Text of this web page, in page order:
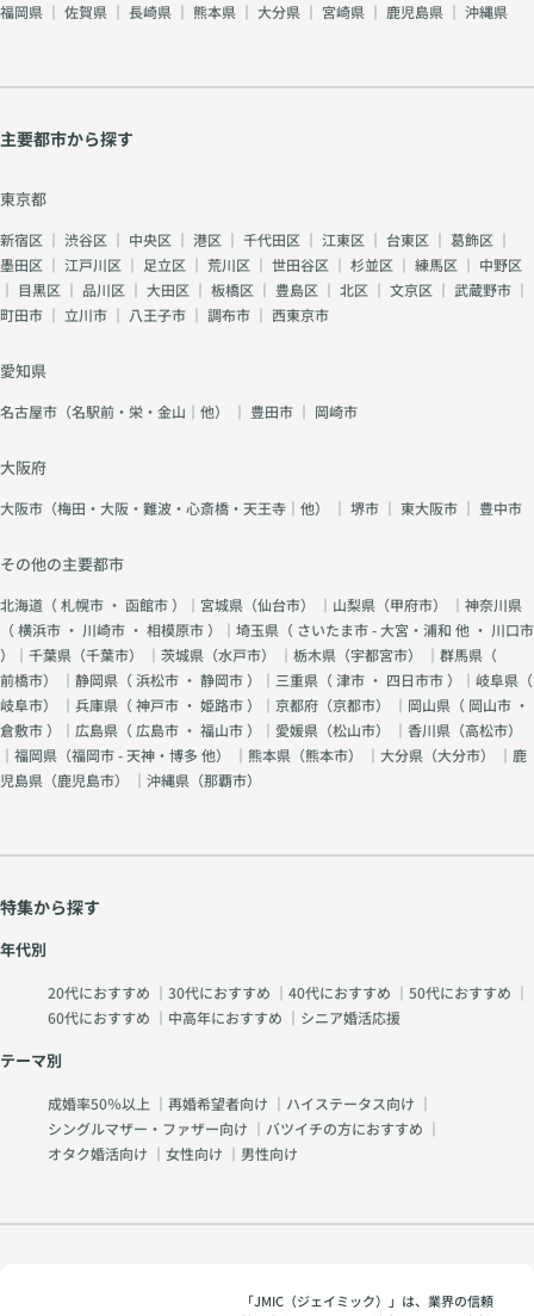
福岡県 ｜ 佐賀県 ｜ 長崎県 ｜ 熊本県 ｜ 大分県 ｜ 宮崎県 ｜ 鹿児島県 ｜ 沖縄県
主要都市から探す
東京都
新宿区 ｜ 渋谷区 ｜ 中央区 ｜ 港区 ｜ 千代田区 ｜ 江東区 ｜ 台東区 ｜ 葛飾区 ｜
墨田区 ｜ 江戸川区 ｜ 足立区 ｜ 荒川区 ｜ 世田谷区 ｜ 杉並区 ｜ 練馬区 ｜ 中野区
｜ 目黒区 ｜ 品川区 ｜ 大田区 ｜ 板橋区 ｜ 豊島区 ｜ 北区 ｜ 文京区 ｜ 武蔵野市 ｜
町田市 ｜ 立川市 ｜ 八王子市 ｜ 調布市 ｜ 西東京市
愛知県
名古屋市（名駅前・栄・金山｜他） ｜ 豊田市 ｜ 岡崎市
大阪府
大阪市（梅田・大阪・難波・心斎橋・天王寺｜他） ｜ 堺市 ｜ 東大阪市 ｜ 豊中市
その他の主要都市
北海道（札幌市 ・ 函館市）｜宮城県（仙台市） ｜山梨県（甲府市） ｜神奈川県
（横浜市 ・ 川崎市 ・ 相模原市）｜埼玉県（ さいたま市 - 大宮・浦和 他 ・ 川口市
）｜千葉県（千葉市） ｜茨城県（水戸市） ｜栃木県（宇都宮市） ｜群馬県（
前橋市） ｜静岡県（浜松市 ・ 静岡市）｜三重県（津市 ・ 四日市市）｜岐阜県（
岐阜市） ｜兵庫県（神戸市 ・ 姫路市）｜京都府（京都市） ｜岡山県（ 岡山市 ・
倉敷市）｜広島県（ 広島市 ・ 福山市）｜愛媛県（松山市） ｜香川県（高松市）
｜福岡県（福岡市 - 天神・博多 他） ｜熊本県（熊本市） ｜大分県（大分市） ｜鹿
児島県（鹿児島市） ｜沖縄県（那覇市）
特集から探す
年代別
20代におすすめ ｜ 30代におすすめ ｜ 40代におすすめ ｜ 50代におすすめ ｜
60代におすすめ ｜ 中高年におすすめ ｜ シニア婚活応援
テーマ別
成婚率50％以上 ｜ 再婚希望者向け ｜ ハイステータス向け ｜
シングルマザー・ファザー向け ｜ バツイチの方におすすめ ｜
オタク婚活向け ｜ 女性向け ｜ 男性向け
「JMIC（ジェイミック）」は、業界の信頼